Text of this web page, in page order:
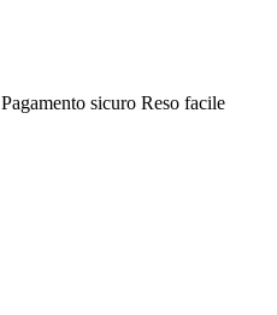
Pagamento sicuro Reso facile